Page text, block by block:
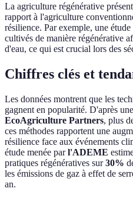
La agriculture régénérative
rapport à l'agriculture
résilience. Par exemple, une étude
cultivés de manière régénérative
d'eau, ce qui est crucial lors des
Chiffres clés et
Les données montrent que les
gagnent en popularité. D'après
EcoAgriculture Partners, plus
ces méthodes rapportent une
résilience face aux événements
étude menée parl'ADEME
pratiques régénératives sur30%
les émissions de gaz à effet de
an.